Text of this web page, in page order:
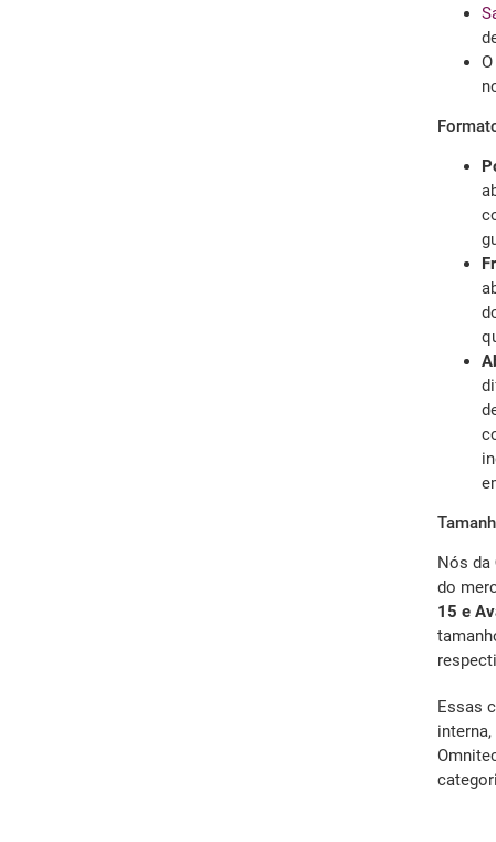
Nós da
do
15 e
Essas